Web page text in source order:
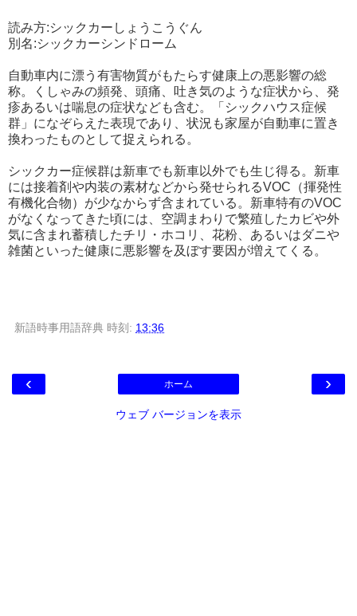
読み方:シックカーしょうこうぐん
別名:シックカーシンドローム
自動車内に漂う有害物質がもたらす健康上の悪影響の総
称。くしゃみの頻発、頭痛、吐き気のような症状から、発
疹あるいは喘息の症状なども含む。「シックハウス症候
群」になぞらえた表現であり、状況も家屋が自動車に置き
換わったものとして捉えられる。
シックカー症候群は新車でも新車以外でも生じ得る。新車
には接着剤や内装の素材などから発せられるVOC（揮発性
有機化合物）が少なからず含まれている。新車特有のVOC
がなくなってきた頃には、空調まわりで繁殖したカビや外
気に含まれ蓄積したチリ・ホコリ、花粉、あるいはダニや
雑菌といった健康に悪影響を及ぼす要因が増えてくる。
新語時事用語辞典 時刻: 13:36
‹ ›
ホーム
ウェブ バージョンを表示